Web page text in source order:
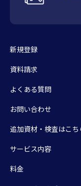
新規登録
資料請求
よくある質問
お問い合わせ
追加資材・検査はこち
サービス内容
料金